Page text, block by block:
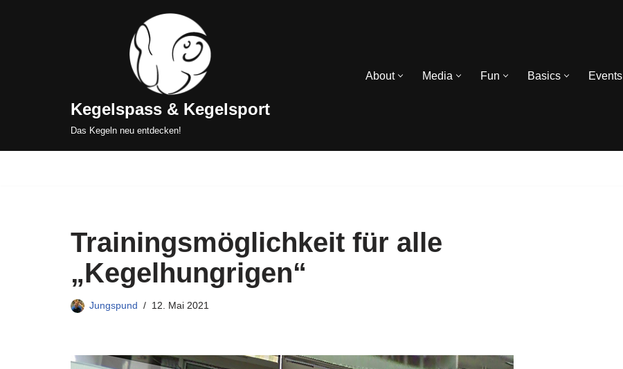
Kegelspass & Kegelsport
Das Kegeln neu entdecken!
About Media Fun Basics Events
Trainingsmöglichkeit für alle
„Kegelhungrigen“
Jungspund 12. Mai 2021